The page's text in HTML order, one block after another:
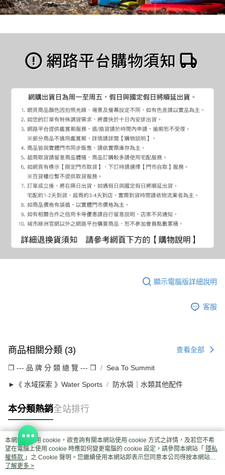
顯示電腦版詳細說明
客服
商品相關分類 (3) 查看全部
❒ --- 品 牌 分 類 總 覽 --- ❒ Sea To Summit
►《 水域探索 》Water Sports 防水袋｜水類其他配件
本分類熱銷全站排行
熱門標籤
本網站中使用 cookie，欲查詢有關本網站使用 cookie 方式之詳情，及若您不希
望在電腦上使用 cookie 時應如何變更電腦的 cookie 設定，請參閱本網站「 隱私
權條款 」之 Cookie 聲明。您繼續使用本網站即表示您同意本公司得按本網站使
用條款之 Cookie 聲明使用 cookie。
了解更多 >